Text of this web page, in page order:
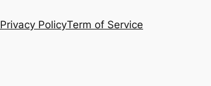
Privacy PolicyTerm of Service